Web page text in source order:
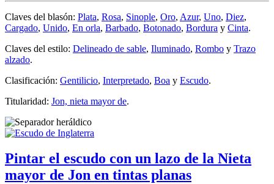
Claves del blasón: Plata, Rosa, Sinople, Oro, Azur, Uno, Diez,
Cargado, Unido, En orla, Barbado, Botonado, Bordura y Cinta.
Claves del estilo: Delineado de sable, Iluminado, Rombo y Trazo
alzado.
Clasificación: Gentilicio, Interpretado, Boa y Escudo.
Titularidad: Jon, nieta mayor de.
Pintar el escudo con un lazo de la Nieta
mayor de Jon en tintas planas